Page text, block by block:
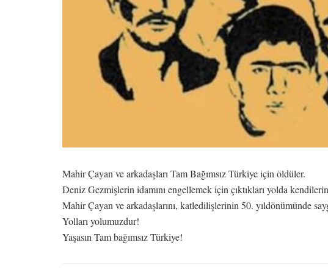
Mahir Çayan ve arkadaşları Tam Bağımsız Türkiye için öldüler.
Deniz Gezmişlerin idamını engellemek için çıktıkları yolda
Mahir Çayan ve arkadaşlarını, katledilişlerinin 50. yıldönümünde
Yolları yolumuzdur!
Yaşasın Tam bağımsız Türkiye!